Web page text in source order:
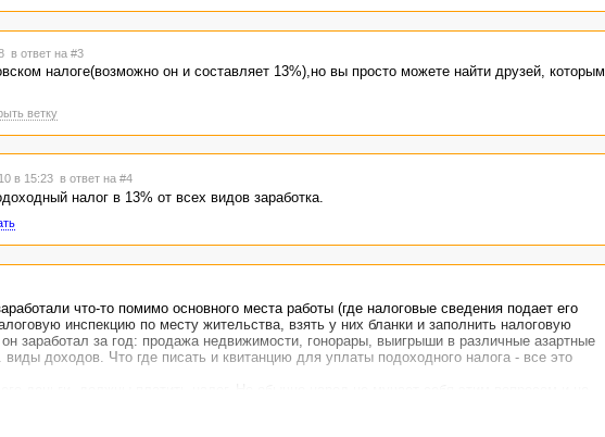
в ответ на #3
налоге(возможно он и составляет 13%),но вы просто можете найти друзей, которым
ветку
в 15:23 в ответ на #4
налог в 13% от всех видов заработка.
что-то помимо основного места работы (где налоговые сведения подает его
инспекцию по месту жительства, взять у них бланки и заполнить налоговую
заработал за год: продажа недвижимости, гонорары, выигрыши в различные азартные
доходов. Что где писать и квитанцию для уплаты подоходного налога - все это
проблем и до копирайтеров она не добралась.)
счетах, начиная с платежа в 60000 рублей.